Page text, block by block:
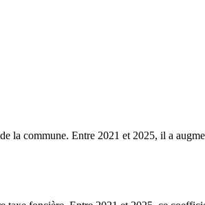
la commune. Entre 2021 et 2025, il a